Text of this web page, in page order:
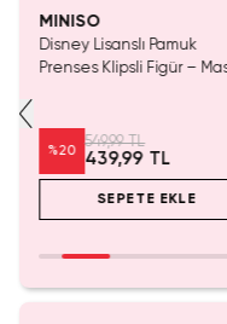
MINISO
Disney Lisanslı Pamuk
Prenses Klipsli Figür –
%20
549,99 TL
439,99 TL
SEPETE EKLE